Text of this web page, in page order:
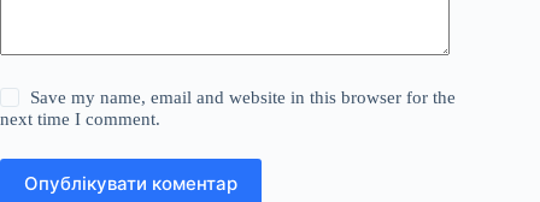
Save my name, email and website in this browser for the
next time I comment.
Опублікувати коментар